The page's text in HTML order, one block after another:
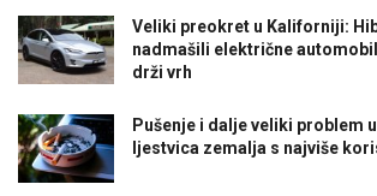
Veliki preokret u Kaliforniji:
nadmašili električne
drži vrh
Pušenje i dalje veliki problem
ljestvica zemalja s najviše